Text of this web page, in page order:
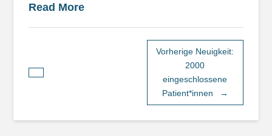
Read More
Vorherige Neuigkeit:
2000
eingeschlossene
Patient*innen
→